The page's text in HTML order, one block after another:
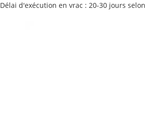
Délai d'exécution en vrac : 20-30 jours